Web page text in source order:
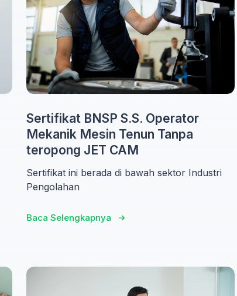
Sertifikat BNSP S.S. Operator
Mekanik Mesin Tenun Tanpa
teropong JET CAM
Sertifikat ini berada di bawah sektor Industri
Pengolahan
Baca Selengkapnya